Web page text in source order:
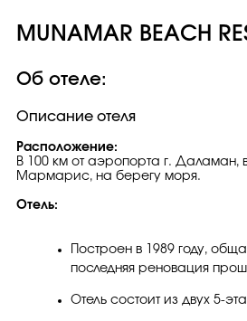
MUNAMAR BEACH
Об отеле:
Описание отеля
Расположение:
В 100 км от аэропорта г. Даламан,
Мармарис, на берегу моря.
Отель:
Построен в 1989 году,
последняя реновация
Отель состоит из двух 5-